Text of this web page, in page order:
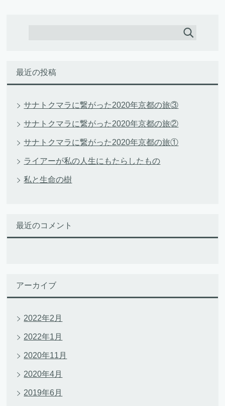
最近の投稿
サナトクマラに繋がった2020年京都の旅③
サナトクマラに繋がった2020年京都の旅②
サナトクマラに繋がった2020年京都の旅①
ライアーが私の人生にもたらしたもの
私と生命の樹
最近のコメント
アーカイブ
2022年2月
2022年1月
2020年11月
2020年4月
2019年6月